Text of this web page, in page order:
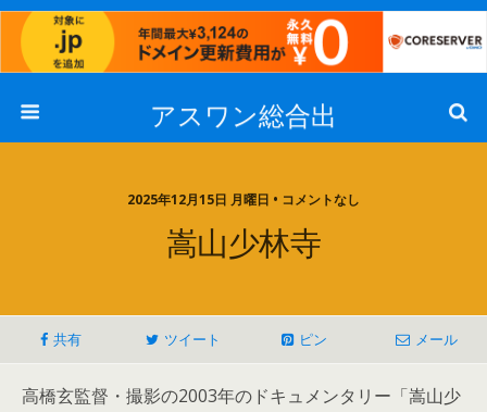
アスワン総合出
2025年12月15日 月曜日 • コメントなし
嵩山少林寺
共有 ツイート ピン メール
高橋玄監督・撮影の2003年のドキュメンタリー「嵩山少